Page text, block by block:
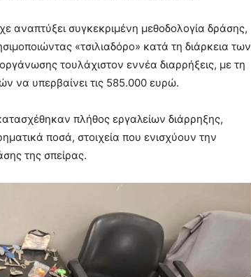
αναπτύξει συγκεκριμένη μεθοδολογία δράσης,
«τσιλιαδόρο» κατά τη διάρκεια των
τουλάχιστον εννέα διαρρήξεις, με τη
να υπερβαίνει τις 585.000 ευρώ.
πλήθος εργαλείων διάρρηξης,
ποσά, στοιχεία που ενισχύουν την
της σπείρας.